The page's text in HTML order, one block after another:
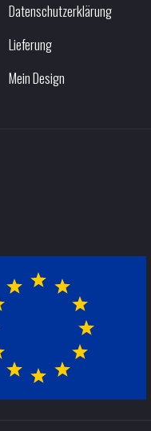
Datenschutzerklärung
Lieferung
Mein Design